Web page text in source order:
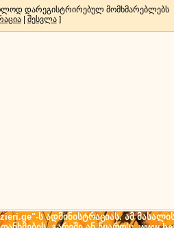
დარეგისტრირებულ მომხმარებლებს
| შესვლა]
ს ადმინისტრაციას. ამ